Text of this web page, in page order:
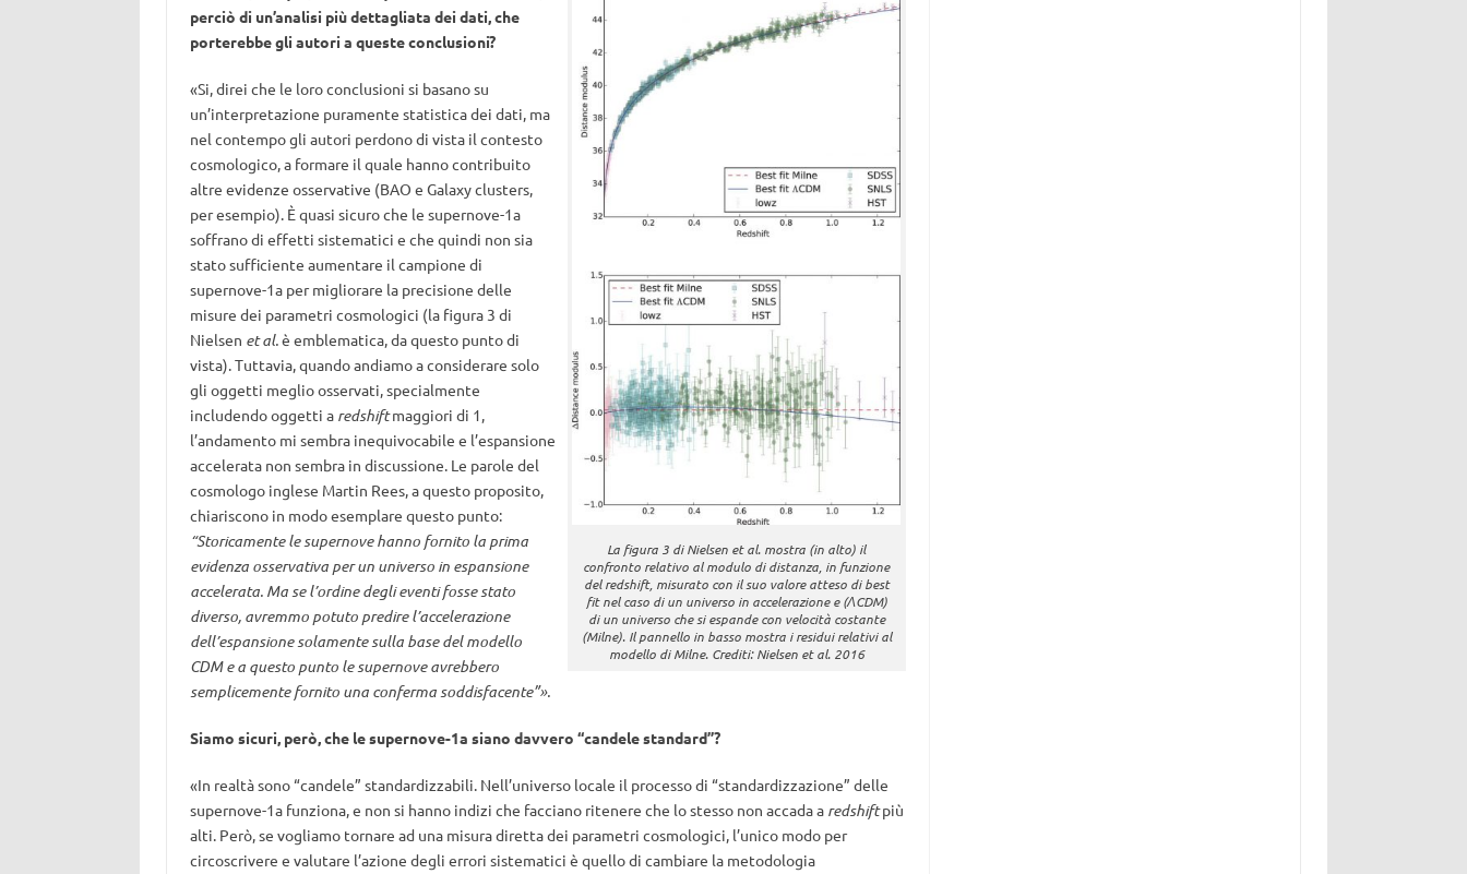
La figura 3 di Nielsen et al. mostra (in alto) il
confronto relativo al modulo di distanza, in funzione
del redshift, misurato con il suo valore atteso di best
fit nel caso di un universo in accelerazione e (ΛCDM)
di un universo che si espande con velocità costante
(Milne). Il pannello in basso mostra i residui relativi al
modello di Milne. Crediti: Nielsen et al. 2016
perciò di un’analisi più dettagliata dei dati, che
porterebbe gli autori a queste conclusioni?
«Si, direi che le loro conclusioni si basano su
un’interpretazione puramente statistica dei dati, ma
nel contempo gli autori perdono di vista il contesto
cosmologico, a formare il quale hanno contribuito
altre evidenze osservative (BAO e Galaxy clusters,
per esempio). È quasi sicuro che le supernove-1a
soffrano di effetti sistematici e che quindi non sia
stato sufficiente aumentare il campione di
supernove-1a per migliorare la precisione delle
misure dei parametri cosmologici (la figura 3 di
Nielsen et al.è emblematica, da questo punto di
vista). Tuttavia, quando andiamo a considerare solo
gli oggetti meglio osservati, specialmente
includendo oggetti a redshiftmaggiori di 1,
l’andamento mi sembra inequivocabile e l’espansione
accelerata non sembra in discussione. Le parole del
cosmologo inglese Martin Rees, a questo proposito,
chiariscono in modo esemplare questo punto:
“Storicamente le supernove hanno fornito la prima
evidenza osservativa per un universo in espansione
accelerata. Ma se l’ordine degli eventi fosse stato
diverso, avremmo potuto predire l’accelerazione
dell’espansione solamente sulla base del modello
CDM e a questo punto le supernove avrebbero
semplicemente fornito una conferma soddisfacente”».
Siamo sicuri, però, che le supernove-1a siano davvero “candele standard”?
«In realtà sono “candele” standardizzabili. Nell’universo locale il processo di “standardizzazione” delle
supernove-1a funziona, e non si hanno indizi che facciano ritenere che lo stesso non accada a redshiftpiù
alti. Però, se vogliamo tornare ad una misura diretta dei parametri cosmologici, l’unico modo per
circoscrivere e valutare l’azione degli errori sistematici è quello di cambiare la metodologia